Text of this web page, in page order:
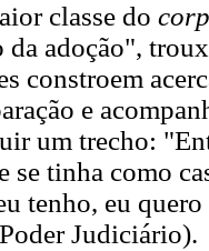
classe do
da adoção",
constroem
e
um trecho:
se tinha como
tenho, eu
Judiciário).